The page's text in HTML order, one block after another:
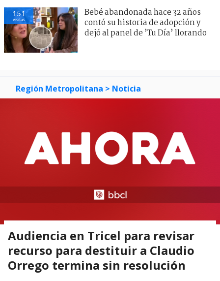
151
visitas
Bebé abandonada hace 32 años
contó su historia de adopción y
dejó al panel de ’Tu Día’ llorando
Región Metropolitana > Noticia
Audiencia en Tricel para revisar
recurso para destituir a Claudio
Orrego termina sin resolución